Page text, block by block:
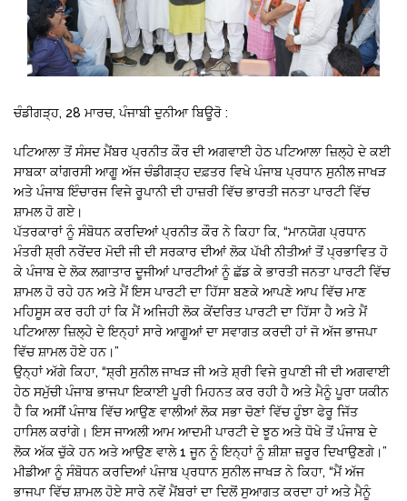
ਚੰਡੀਗੜ੍ਹ, 28 ਮਾਰਚ, ਪੰਜਾਬੀ ਦੁਨੀਆ ਬਿਊਰੋ :
ਪਟਿਆਲਾ ਤੋਂ ਸੰਸਦ ਮੈਂਬਰ ਪ੍ਰਨੀਤ ਕੌਰ ਦੀ ਅਗਵਾਈ ਹੇਠ ਪਟਿਆਲਾ ਜ਼ਿਲ੍ਹੇ ਦੇ ਕਈ
ਸਾਬਕਾ ਕਾਂਗਰਸੀ ਆਗੂ ਅੱਜ ਚੰਡੀਗੜ੍ਹ ਦਫ਼ਤਰ ਵਿਖੇ ਪੰਜਾਬ ਪ੍ਰਧਾਨ ਸੁਨੀਲ ਜਾਖੜ
ਅਤੇ ਪੰਜਾਬ ਇੰਚਾਰਜ ਵਿਜੇ ਰੂਪਾਨੀ ਦੀ ਹਾਜ਼ਰੀ ਵਿੱਚ ਭਾਰਤੀ ਜਨਤਾ ਪਾਰਟੀ ਵਿੱਚ
ਸ਼ਾਮਲ ਹੋ ਗਏ।
ਪੱਤਰਕਾਰਾਂ ਨੂੰ ਸੰਬੋਧਨ ਕਰਦਿਆਂ ਪ੍ਰਨੀਤ ਕੌਰ ਨੇ ਕਿਹਾ ਕਿ, “ਮਾਨਯੋਗ ਪ੍ਰਧਾਨ
ਮੰਤਰੀ ਸ਼੍ਰੀ ਨਰੇਂਦਰ ਮੋਦੀ ਜੀ ਦੀ ਸਰਕਾਰ ਦੀਆਂ ਲੋਕ ਪੱਖੀ ਨੀਤੀਆਂ ਤੋਂ ਪ੍ਰਭਾਵਿਤ ਹੋ
ਕੇ ਪੰਜਾਬ ਦੇ ਲੋਕ ਲਗਾਤਾਰ ਦੂਜੀਆਂ ਪਾਰਟੀਆਂ ਨੂੰ ਛੱਡ ਕੇ ਭਾਰਤੀ ਜਨਤਾ ਪਾਰਟੀ ਵਿੱਚ
ਸ਼ਾਮਲ ਹੋ ਰਹੇ ਹਨ ਅਤੇ ਮੈਂ ਇਸ ਪਾਰਟੀ ਦਾ ਹਿੱਸਾ ਬਣਕੇ ਆਪਣੇ ਆਪ ਵਿੱਚ ਮਾਣ
ਮਹਿਸੂਸ ਕਰ ਰਹੀ ਹਾਂ ਕਿ ਮੈਂ ਅਜਿਹੀ ਲੋਕ ਕੇਂਦਰਿਤ ਪਾਰਟੀ ਦਾ ਹਿੱਸਾ ਹੈ ਅਤੇ ਮੈਂ
ਪਟਿਆਲਾ ਜ਼ਿਲ੍ਹੇ ਦੇ ਇਨ੍ਹਾਂ ਸਾਰੇ ਆਗੂਆਂ ਦਾ ਸਵਾਗਤ ਕਰਦੀ ਹਾਂ ਜੋ ਅੱਜ ਭਾਜਪਾ
ਵਿੱਚ ਸ਼ਾਮਲ ਹੋਏ ਹਨ।”
ਉਨ੍ਹਾਂ ਅੱਗੇ ਕਿਹਾ, “ਸ਼੍ਰੀ ਸੁਨੀਲ ਜਾਖੜ ਜੀ ਅਤੇ ਸ਼੍ਰੀ ਵਿਜੇ ਰੁਪਾਣੀ ਜੀ ਦੀ ਅਗਵਾਈ
ਹੇਠ ਸਮੁੱਚੀ ਪੰਜਾਬ ਭਾਜਪਾ ਇਕਾਈ ਪੂਰੀ ਮਿਹਨਤ ਕਰ ਰਹੀ ਹੈ ਅਤੇ ਮੈਨੂੰ ਪੂਰਾ ਯਕੀਨ
ਹੈ ਕਿ ਅਸੀਂ ਪੰਜਾਬ ਵਿੱਚ ਆਉਣ ਵਾਲੀਆਂ ਲੋਕ ਸਭਾ ਚੋਣਾਂ ਵਿੱਚ ਹੂੰਝਾ ਫੇਰੂ ਜਿੱਤ
ਹਾਸਿਲ ਕਰਾਂਗੇ। ਇਸ ਜਾਅਲੀ ਆਮ ਆਦਮੀ ਪਾਰਟੀ ਦੇ ਝੂਠ ਅਤੇ ਧੋਖੇ ਤੋਂ ਪੰਜਾਬ ਦੇ
ਲੋਕ ਅੱਕ ਚੁੱਕੇ ਹਨ ਅਤੇ ਆਉਣ ਵਾਲੇ 1 ਜੂਨ ਨੂੰ ਇਨ੍ਹਾਂ ਨੂੰ ਸ਼ੀਸ਼ਾ ਜ਼ਰੂਰ ਦਿਖਾਉਣਗੇ।”
ਮੀਡੀਆ ਨੂੰ ਸੰਬੋਧਨ ਕਰਦਿਆਂ ਪੰਜਾਬ ਪ੍ਰਧਾਨ ਸੁਨੀਲ ਜਾਖੜ ਨੇ ਕਿਹਾ, “ਮੈਂ ਅੱਜ
ਭਾਜਪਾ ਵਿੱਚ ਸ਼ਾਮਲ ਹੋਏ ਸਾਰੇ ਨਵੇਂ ਮੈਂਬਰਾਂ ਦਾ ਦਿਲੋਂ ਸੁਆਗਤ ਕਰਦਾ ਹਾਂ ਅਤੇ ਮੈਨੂੰ